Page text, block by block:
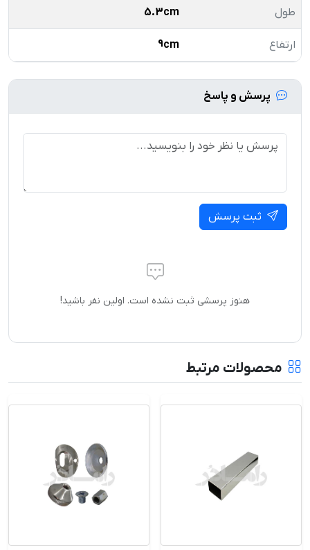
طول 5.3cm
ارتفاع 9cm
پرسش و پاسخ
ثبت پرسش
هنوز پرسشی ثبت نشده است. اولین نفر باشید!
محصولات مرتبط